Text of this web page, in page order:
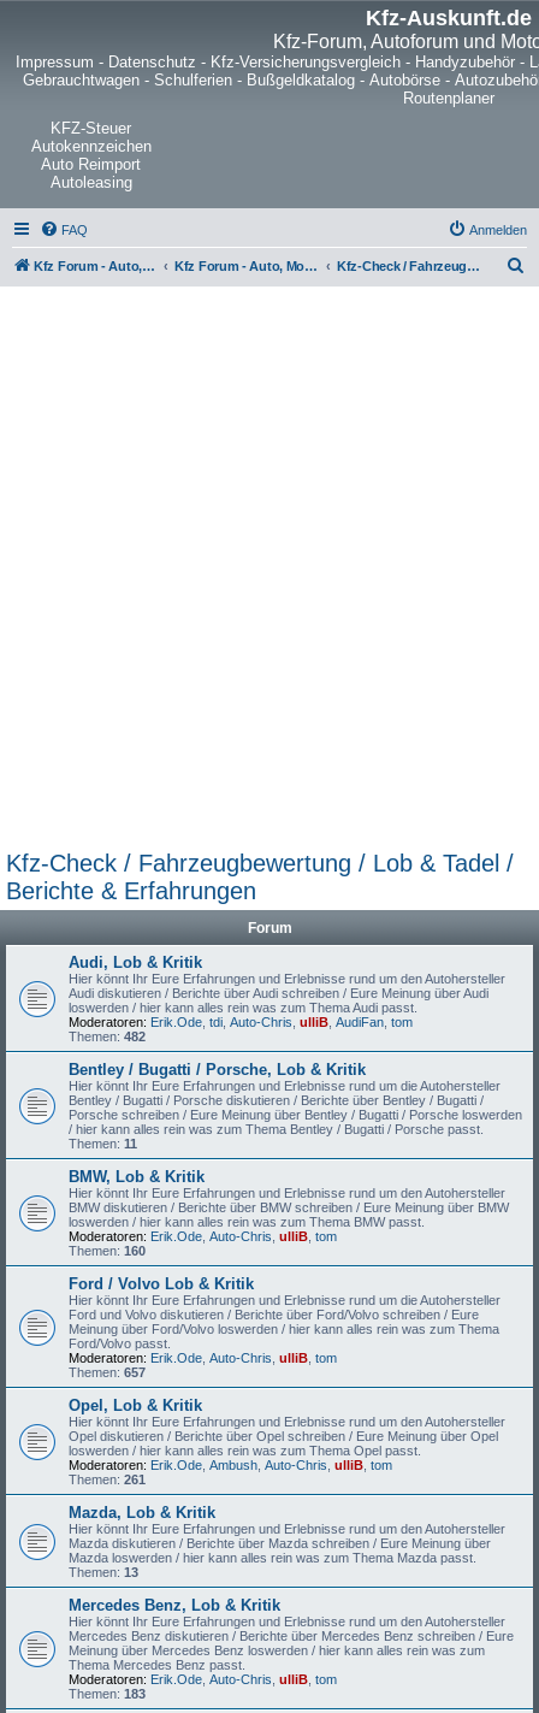
Kfz-Auskunft.de
Kfz-Forum, Autoforum und
Impressum - Datenschutz - Kfz-Versicherungsvergleich - Handyzubehör -
Gebrauchtwagen- Schulferien- Bußgeldkatalog- Autobörse-
Routenplaner
KFZ-Steuer
Autokennzeichen
Auto Reimport
Autoleasing
FAQ Anmelden
Kfz Forum - Auto, Motorrad und LKW Kfz Forum - Auto, Motorrad und LKW Kfz-Check / Fahrzeugbewertung / Lob & Tadel / Berichte & Erfahrungen
Kfz-Check / Fahrzeugbewertung / Lob & Tadel /
Berichte & Erfahrungen
Forum
Audi, Lob & Kritik
Hier könnt Ihr Eure Erfahrungen und Erlebnisse rund um den Autohersteller
Audi diskutieren / Berichte über Audi schreiben / Eure Meinung über Audi
loswerden / hier kann alles rein was zum Thema Audi passt.
Moderatoren: Erik.Ode tdi Auto-Chris ulliB AudiFan tom
Themen: 482
Bentley / Bugatti / Porsche, Lob & Kritik
Hier könnt Ihr Eure Erfahrungen und Erlebnisse rund um die Autohersteller
Bentley / Bugatti / Porsche diskutieren / Berichte über Bentley / Bugatti /
Porsche schreiben / Eure Meinung über Bentley / Bugatti / Porsche loswerden
/ hier kann alles rein was zum Thema Bentley / Bugatti / Porsche passt.
Themen: 11
BMW, Lob & Kritik
Hier könnt Ihr Eure Erfahrungen und Erlebnisse rund um den Autohersteller
BMW diskutieren / Berichte über BMW schreiben / Eure Meinung über BMW
loswerden / hier kann alles rein was zum Thema BMW passt.
Moderatoren: Erik.Ode Auto-Chris ulliB tom
Themen: 160
Ford / Volvo Lob & Kritik
Hier könnt Ihr Eure Erfahrungen und Erlebnisse rund um die Autohersteller
Ford und Volvo diskutieren / Berichte über Ford/Volvo schreiben / Eure
Meinung über Ford/Volvo loswerden / hier kann alles rein was zum Thema
Ford/Volvo passt.
Moderatoren: Erik.Ode Auto-Chris ulliB tom
Themen: 657
Opel, Lob & Kritik
Hier könnt Ihr Eure Erfahrungen und Erlebnisse rund um den Autohersteller
Opel diskutieren / Berichte über Opel schreiben / Eure Meinung über Opel
loswerden / hier kann alles rein was zum Thema Opel passt.
Moderatoren: Erik.Ode Ambush Auto-Chris ulliB tom
Themen: 261
Mazda, Lob & Kritik
Hier könnt Ihr Eure Erfahrungen und Erlebnisse rund um den Autohersteller
Mazda diskutieren / Berichte über Mazda schreiben / Eure Meinung über
Mazda loswerden / hier kann alles rein was zum Thema Mazda passt.
Themen: 13
Mercedes Benz, Lob & Kritik
Hier könnt Ihr Eure Erfahrungen und Erlebnisse rund um den Autohersteller
Mercedes Benz diskutieren / Berichte über Mercedes Benz schreiben / Eure
Meinung über Mercedes Benz loswerden / hier kann alles rein was zum
Thema Mercedes Benz passt.
Moderatoren: Erik.Ode Auto-Chris ulliB tom
Themen: 183